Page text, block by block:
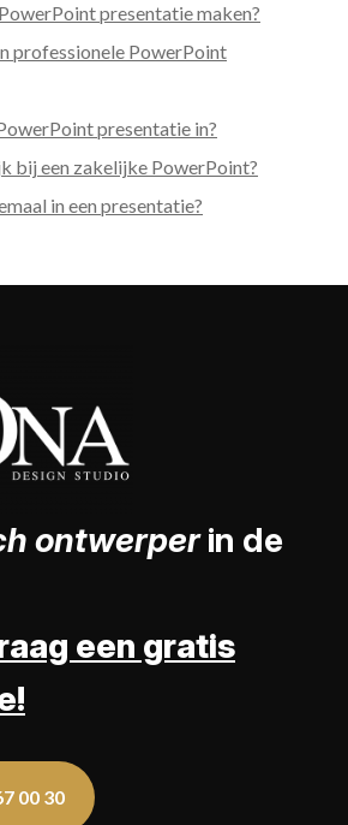
presentatie maken?
professionele PowerPoint
presentatie in?
bij een zakelijke PowerPoint?
in een presentatie?
ontwerperin de
een gratis
00 30